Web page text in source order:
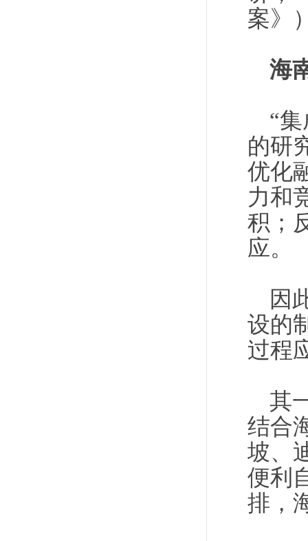
案》
海
“
的研
优化
力和
积；
应。
因
设的
过程
其
结合
坡、
便利
排，